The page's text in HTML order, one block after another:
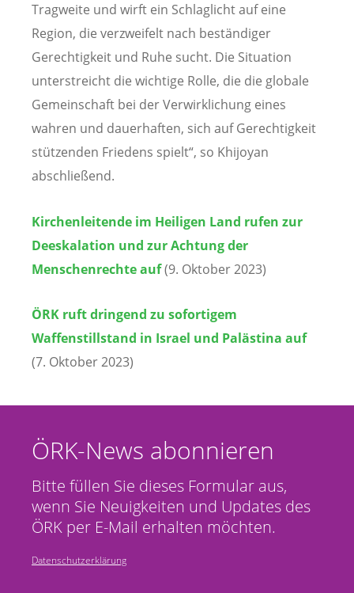
Tragweite und wirft ein Schlaglicht auf eine
Region, die verzweifelt nach beständiger
Gerechtigkeit und Ruhe sucht. Die Situation
unterstreicht die wichtige Rolle, die die globale
Gemeinschaft bei der Verwirklichung eines
wahren und dauerhaften, sich auf Gerechtigkeit
stützenden Friedens spielt“, so Khijoyan
abschließend.
Kirchenleitende im Heiligen Land rufen zur
Deeskalation und zur Achtung der
Menschenrechte auf(9. Oktober 2023)
ÖRK ruft dringend zu sofortigem
Waffenstillstand in Israel und Palästina auf
(7. Oktober 2023)
ÖRK-News abonnieren
Bitte füllen Sie dieses Formular aus,
wenn Sie Neuigkeiten und Updates des
ÖRK per E-Mail erhalten möchten.
Datenschutzerklärung